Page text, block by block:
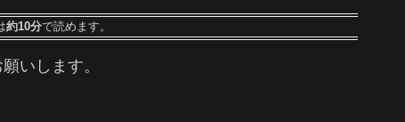
約10分で読めます。
いします。